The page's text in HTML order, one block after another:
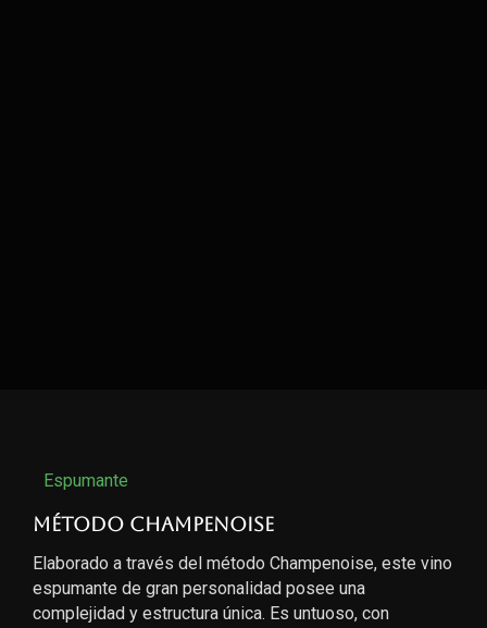
Espumante
Método Champenoise
Elaborado a través del método Champenoise, este vino
espumante de gran personalidad posee una
complejidad y estructura única. Es untuoso, con